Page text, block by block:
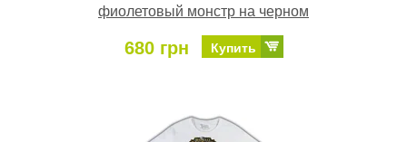
фиолетовый монстр на черном
680 грн Купить